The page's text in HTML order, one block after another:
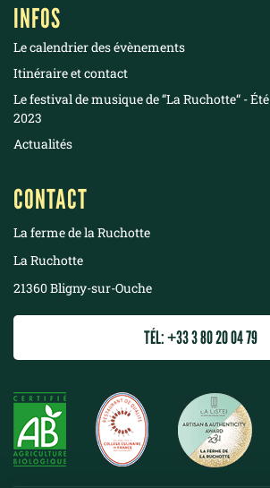
INFOS
Le calendrier des évènements
Itinéraire et contact
Le festival de musique de “La Ruchotte“ - Été
2023
Actualités
CONTACT
La ferme de la Ruchotte
La Ruchotte
21360 Bligny-sur-Ouche
TÉL: +33 3 80 20 04 79